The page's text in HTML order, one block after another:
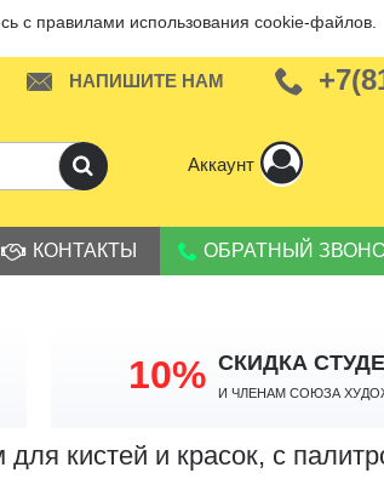
с правилами использования cookie-файлов.
НАПИШИТЕ НАМ
Аккаунт
КОНТАКТЫ ОБРАТНЫЙ
10% СКИДКА
И членам Союза
кистей и красок, с